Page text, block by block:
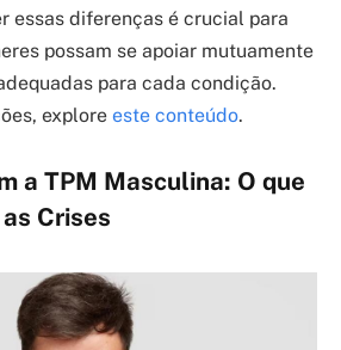
essas diferenças é crucial para
possam se apoiar mutuamente
para cada condição.
explore este conteúdo.
a TPM Masculina: O que
Crises